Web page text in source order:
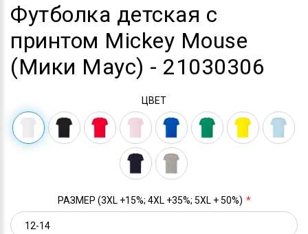
Футболка детская с
принтом Mickey Mouse
(Мики Маус) - 21030306
ЦВЕТ
РАЗМЕР (3XL +15%; 4XL +35%; 5XL + 50%)